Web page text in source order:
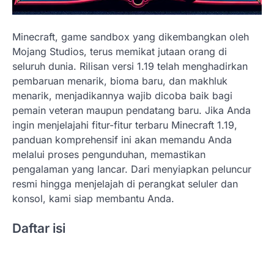
Minecraft, game sandbox yang dikembangkan oleh
Mojang Studios, terus memikat jutaan orang di
seluruh dunia. Rilisan versi 1.19 telah menghadirkan
pembaruan menarik, bioma baru, dan makhluk
menarik, menjadikannya wajib dicoba baik bagi
pemain veteran maupun pendatang baru. Jika Anda
ingin menjelajahi fitur-fitur terbaru Minecraft 1.19,
panduan komprehensif ini akan memandu Anda
melalui proses pengunduhan, memastikan
pengalaman yang lancar. Dari menyiapkan peluncur
resmi hingga menjelajah di perangkat seluler dan
konsol, kami siap membantu Anda.
Daftar isi